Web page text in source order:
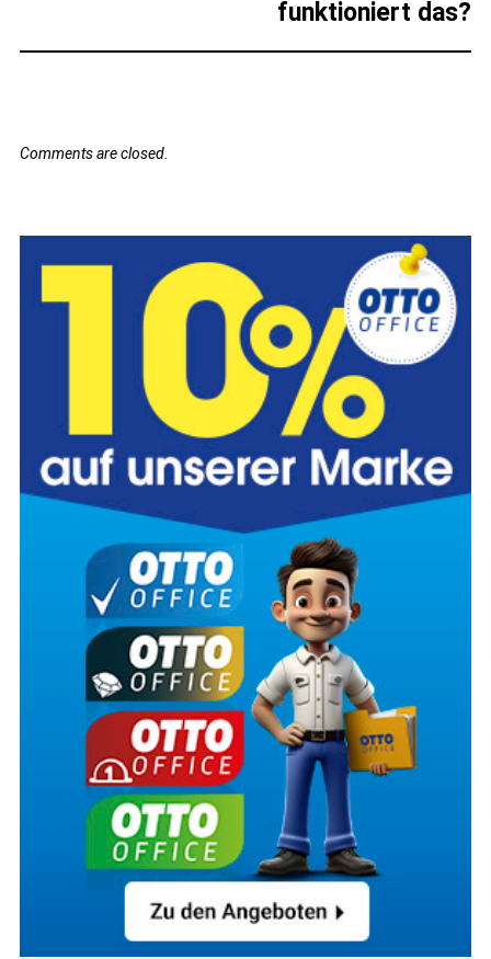
funktioniert das?
Comments are closed.